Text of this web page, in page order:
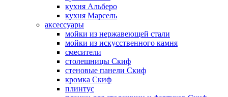
кухня Альберо
кухня Марсель
аксессуары
мойки из нержавеющей стали
мойки из искусственного камня
смесители
столешницы Скиф
стеновые панели Скиф
кромка Скиф
плинтус